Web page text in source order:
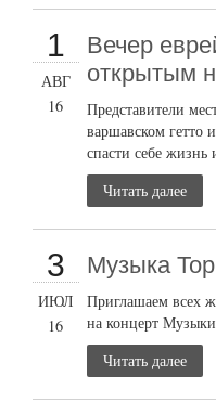
1
АВГ
16
Вечер
открытым
Представители
варшавском гетто
спасти себе жизнь
Читать далее
3
ИЮЛ
16
Музыка
Приглашаем всех
на концерт
Читать далее